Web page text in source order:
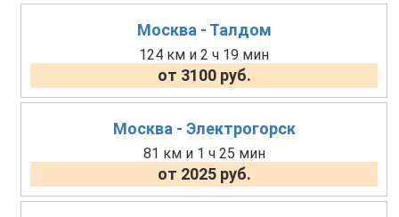
Москва - Талдом
124 км и 2 ч 19 мин
от 3100 руб.
Москва - Электрогорск
81 км и 1 ч 25 мин
от 2025 руб.